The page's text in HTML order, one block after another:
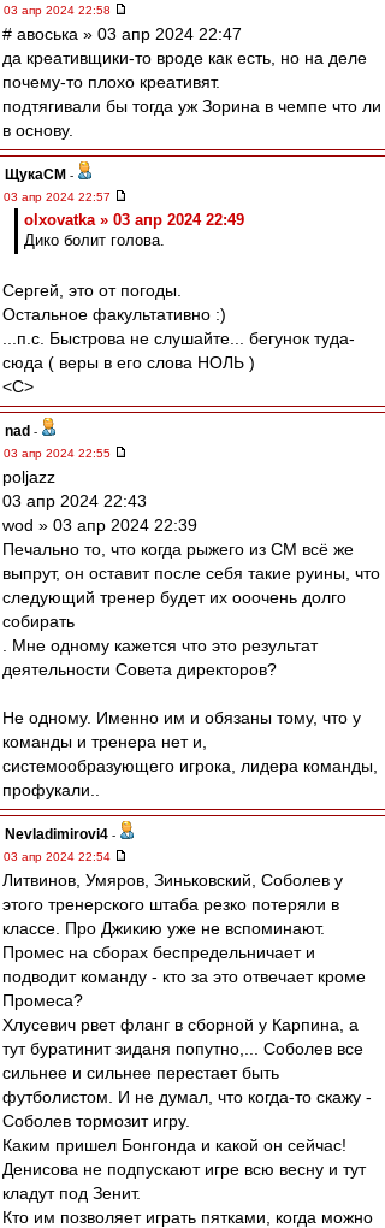
03 апр 2024 22:58
# авоська » 03 апр 2024 22:47
да креативщики-то вроде как есть, но на деле
почему-то плохо креативят.
подтягивали бы тогда уж Зорина в чемпе что ли
в основу.
ЩукаСМ -
03 апр 2024 22:57
olxovatka » 03 апр 2024 22:49
Дико болит голова.
Сергей, это от погоды.
Остальное факультативно :)
...п.с. Быстрова не слушайте... бегунок туда-
сюда ( веры в его слова НОЛЬ )
<C>
nad -
03 апр 2024 22:55
poljazz
03 апр 2024 22:43
wod » 03 апр 2024 22:39
Печально то, что когда рыжего из СМ всё же
выпрут, он оставит после себя такие руины, что
следующий тренер будет их ооочень долго
собирать
. Мне одному кажется что это результат
деятельности Совета директоров?
Не одному. Именно им и обязаны тому, что у
команды и тренера нет и,
системообразующего игрока, лидера команды,
профукали..
Nevladimirovi4 -
03 апр 2024 22:54
Литвинов, Умяров, Зиньковский, Соболев у
этого тренерского штаба резко потеряли в
классе. Про Джикию уже не вспоминают.
Промес на сборах беспредельничает и
подводит команду - кто за это отвечает кроме
Промеса?
Хлусевич рвет фланг в сборной у Карпина, а
тут буратинит зиданя попутно,... Соболев все
сильнее и сильнее перестает быть
футболистом. И не думал, что когда-то скажу -
Соболев тормозит игру.
Каким пришел Бонгонда и какой он сейчас!
Денисова не подпускают игре всю весну и тут
кладут под Зенит.
Кто им позволяет играть пятками, когда можно